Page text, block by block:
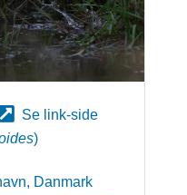
Se link-side
)
, Danmark